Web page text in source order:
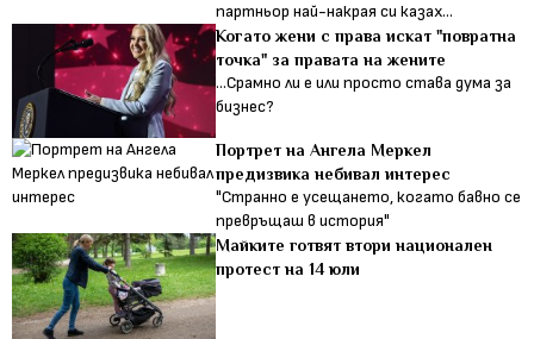
партньор най-накрая си казах...
Когато жени с права искат "повратна
точка" за правата на жените
...Срамно ли е или просто става дума за
бизнес?
Портрет на Ангела Меркел
предизвика небивал интерес
"Странно е усещането, когато бавно се
превръщаш в история"
Майките готвят втори национален
протест на 14 юли